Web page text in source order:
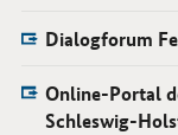
Dialogforum
Online-Portal
Schleswig-